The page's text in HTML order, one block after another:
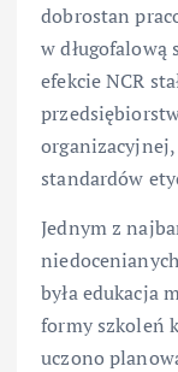
dobrostan
w
efekcie NCR
standardów
Jednym z
była edukacja
formy szkoleń
uczono